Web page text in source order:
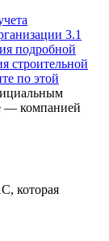
3.1
подробной
строительной
по этой
— компанией
которая